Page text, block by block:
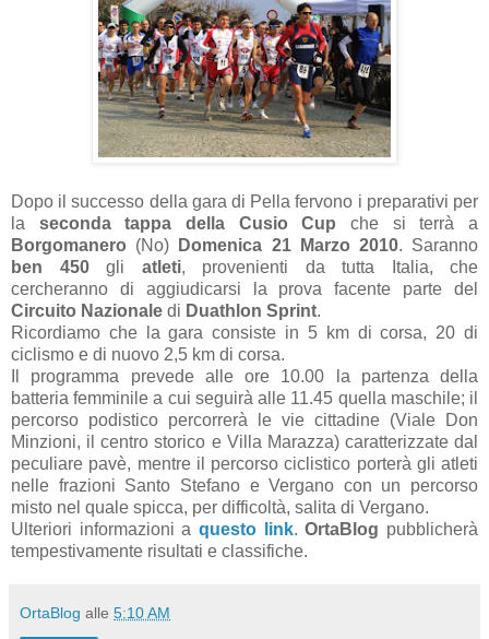
Dopo il successo della gara di Pella fervono i preparativi per
la seconda tappa della Cusio Cup che si terrà a
Borgomanero (No) Domenica 21 Marzo 2010. Saranno
ben 450 gli atleti, provenienti da tutta Italia, che
cercheranno di aggiudicarsi la prova facente parte del
Circuito Nazionale di Duathlon Sprint.
Ricordiamo che la gara consiste in 5 km di corsa, 20 di
ciclismo e di nuovo 2,5 km di corsa.
Il programma prevede alle ore 10.00 la partenza della
batteria femminile a cui seguirà alle 11.45 quella maschile; il
percorso podistico percorrerà le vie cittadine (Viale Don
Minzioni, il centro storico e Villa Marazza) caratterizzate dal
peculiare pavè, mentre il percorso ciclistico porterà gli atleti
nelle frazioni Santo Stefano e Vergano con un percorso
misto nel quale spicca, per difficoltà, salita di Vergano.
Ulteriori informazioni a questo link. OrtaBlog pubblicherà
tempestivamente risultati e classifiche.
OrtaBlog alle 5:10 AM